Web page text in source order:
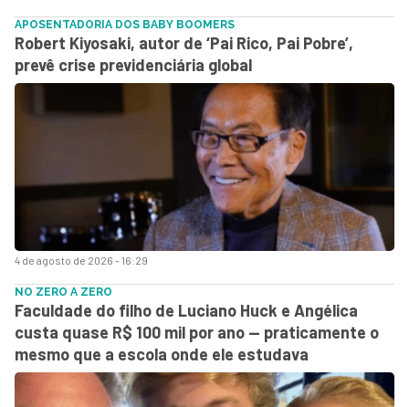
4 de agosto de 2026 - 16:29
APOSENTADORIA DOS BABY BOOMERS
Robert Kiyosaki, autor de ‘Pai Rico, Pai Pobre’,
prevê crise previdenciária global
NO ZERO A ZERO
Faculdade do filho de Luciano Huck e Angélica
custa quase R$ 100 mil por ano — praticamente o
mesmo que a escola onde ele estudava